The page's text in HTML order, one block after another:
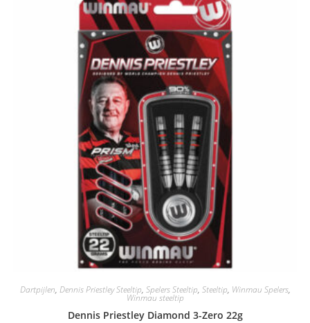
Dartpijlen, Dennis Priestley Steeltip, Spelers Steeltip, Steeltip, Winmau Spelers,
Winmau steeltip
Dennis Priestley Diamond 3-Zero 22g